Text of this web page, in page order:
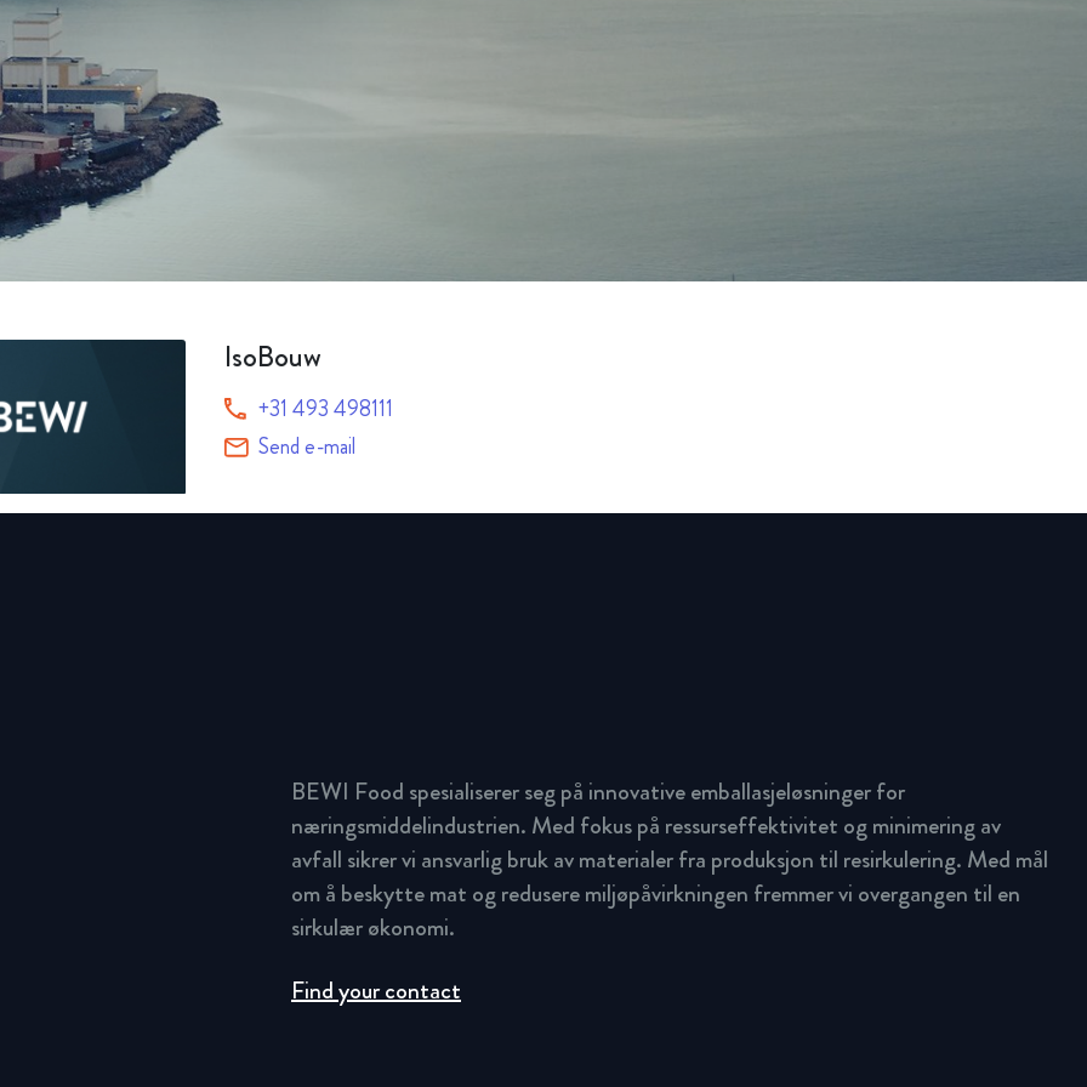
Alle produkter
IsoBouw
+31 493 498111
Send e-mail
BEWI Food spesialiserer seg på innovative emballasjeløsninger for
næringsmiddelindustrien. Med fokus på ressurseffektivitet og minimering av
avfall sikrer vi ansvarlig bruk av materialer fra produksjon til resirkulering. Med mål
om å beskytte mat og redusere miljøpåvirkningen fremmer vi overgangen til en
sirkulær økonomi.
Find your contact